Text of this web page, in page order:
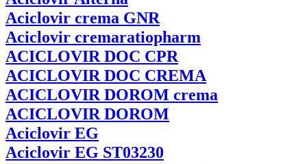
Aciclovir crema GNR
Aciclovir cremaratiopharm
ACICLOVIR DOC CPR
ACICLOVIR DOC CREMA
ACICLOVIR DOROM crema
ACICLOVIR DOROM
Aciclovir EG
Aciclovir EG ST03230